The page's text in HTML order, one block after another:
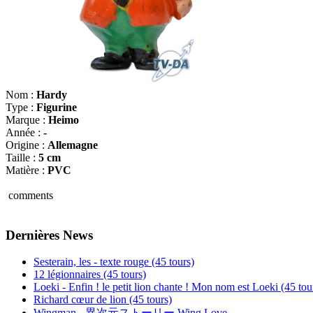
Nom : Hardy
Type : Figurine
Marque : Heimo
Année : -
Origine : Allemagne
Taille : 5 cm
Matière : PVC
comments
Dernières News
Sesterain, les - texte rouge (45 tours)
12 légionnaires (45 tours)
Loeki - Enfin ! le petit lion chante ! Mon nom est Loeki (45
Richard cœur de lion (45 tours)